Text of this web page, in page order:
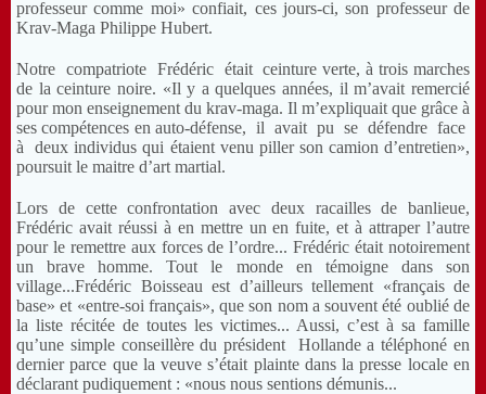
professeur comme moi» confiait, ces jours-ci, son professeur de
Krav-Maga Philippe Hubert.
Notre compatriote Frédéric était ceinture verte, à trois marches
de la ceinture noire. «Il y a quelques années, il m’avait remercié
pour mon enseignement du krav-maga. Il m’expliquait que grâce à
ses compétences en auto-défense, il avait pu se défendre face
à deux individus qui étaient venu piller son camion d’entretien»,
poursuit le maitre d’art martial.
Lors de cette confrontation avec deux racailles de banlieue,
Frédéric avait réussi à en mettre un en fuite, et à attraper l’autre
pour le remettre aux forces de l’ordre... Frédéric était notoirement
un brave homme. Tout le monde en témoigne dans son
village...Frédéric Boisseau est d’ailleurs tellement «français de
base» et «entre-soi français», que son nom a souvent été oublié de
la liste récitée de toutes les victimes... Aussi, c’est à sa famille
qu’une simple conseillère du président Hollande a téléphoné en
dernier parce que la veuve s’était plainte dans la presse locale en
déclarant pudiquement : «nous nous sentions démunis...